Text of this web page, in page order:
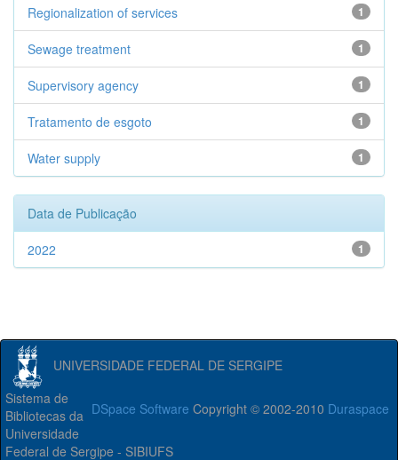
1
Regionalization of services
1
Sewage treatment
1
Supervisory agency
1
Tratamento de esgoto
1
Water supply
Data de Publicação
1
2022
UNIVERSIDADE FEDERAL DE SERGIPE
DSpace Software Copyright © 2002-2010 Duraspace
Sistema de
Bibliotecas da
Universidade
Federal de Sergipe - SIBIUFS